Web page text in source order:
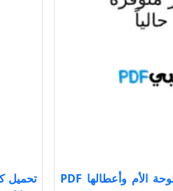
تحميل كتاب اللوحة الأم وأعطالها PDF